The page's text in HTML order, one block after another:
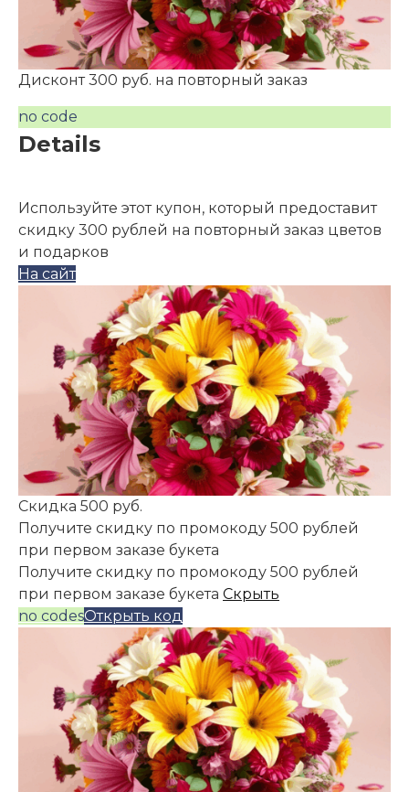
Дисконт 300 руб. на повторный заказ
no code
Details
Используйте этот купон, который предоставит
скидку 300 рублей на повторный заказ цветов
и подарков
На сайт
Скидка 500 руб.
Получите скидку по промокоду 500 рублей
при первом заказе букета
Получите скидку по промокоду 500 рублей
при первом заказе букета Скрыть
no codesОткрыть код